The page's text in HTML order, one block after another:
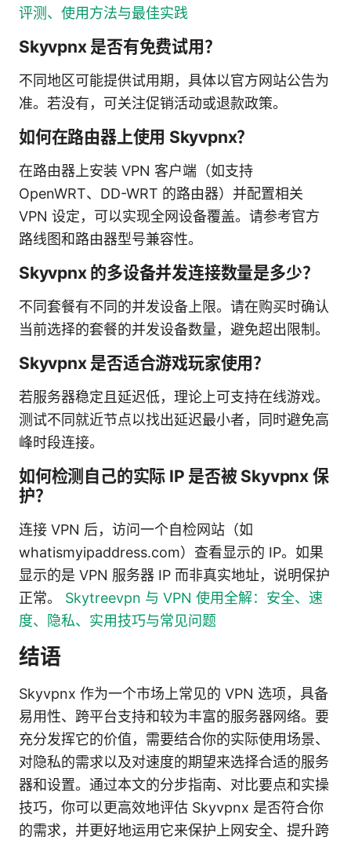
评测、使用方法与最佳实践
Skyvpnx 是否有免费试用？
不同地区可能提供试用期，具体以官方网站公告为
准。若没有，可关注促销活动或退款政策。
如何在路由器上使用 Skyvpnx？
在路由器上安装 VPN 客户端（如支持
OpenWRT、DD-WRT 的路由器）并配置相关
VPN 设定，可以实现全网设备覆盖。请参考官方
路线图和路由器型号兼容性。
Skyvpnx 的多设备并发连接数量是多少？
不同套餐有不同的并发设备上限。请在购买时确认
当前选择的套餐的并发设备数量，避免超出限制。
Skyvpnx 是否适合游戏玩家使用？
若服务器稳定且延迟低，理论上可支持在线游戏。
测试不同就近节点以找出延迟最小者，同时避免高
峰时段连接。
如何检测自己的实际 IP 是否被 Skyvpnx 保
护？
连接 VPN 后，访问一个自检网站（如
whatismyipaddress.com）查看显示的 IP。如果
显示的是 VPN 服务器 IP 而非真实地址，说明保护
正常。 Skytreevpn 与 VPN 使用全解：安全、速
度、隐私、实用技巧与常见问题
结语
Skyvpnx 作为一个市场上常见的 VPN 选项，具备
易用性、跨平台支持和较为丰富的服务器网络。要
充分发挥它的价值，需要结合你的实际使用场景、
对隐私的需求以及对速度的期望来选择合适的服务
器和设置。通过本文的分步指南、对比要点和实操
技巧，你可以更高效地评估 Skyvpnx 是否符合你
的需求，并更好地运用它来保护上网安全、提升跨